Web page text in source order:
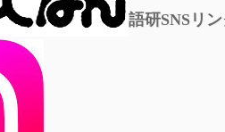
語研SNSリ